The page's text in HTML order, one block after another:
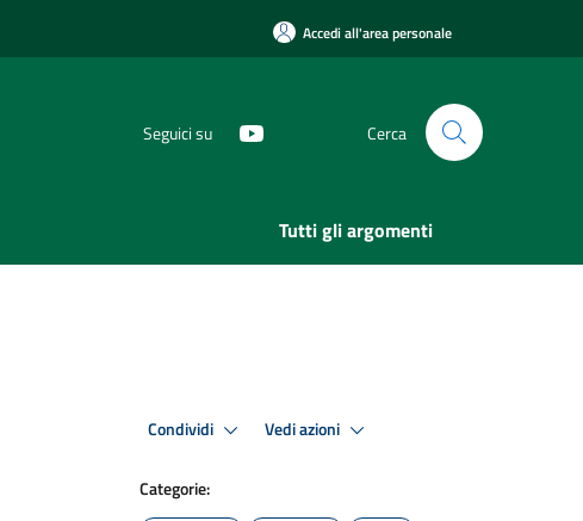
Accedi all'area personale
Seguici su Cerca
Tutti gli argomenti
Condividi Vedi azioni
Categorie: